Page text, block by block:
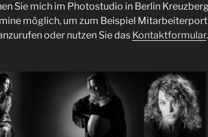
Sie mich im Photostudio in Berlin
möglich, um zum Beispiel
oder nutzen Sie das Kontaktformular